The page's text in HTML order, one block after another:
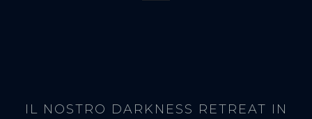
IL NOSTRO DARKNESS RETREAT IN